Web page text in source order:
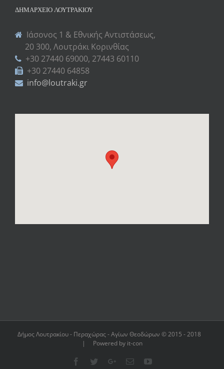
ΔΗΜΑΡΧΕΊΟ ΛΟΥΤΡΑΚΊΟΥ
Ιάσονος 1 & Εθνικής Αντιστάσεως,
20 300, Λουτράκι Κορινθίας
+30 27440 69000, 27443 60110
+30 27440 64858
info@loutraki.gr
Δήμος Λουτρακίου - Περαχώρας - Αγίων Θεοδώρων © 2015 - 2018
| Powered by it-con
Facebook
TwitterGoogle+EmailYouTube